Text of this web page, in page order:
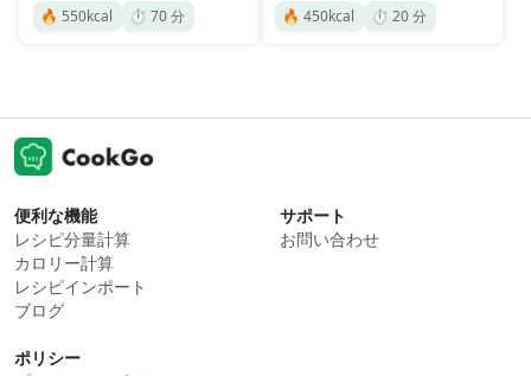
🔥 550kcal ⏱️ 70分 🔥 450kcal ⏱️ 20分
便利な機能
レシピ分量計算
カロリー計算
レシピインポート
ブログ
サポート
お問い合わせ
ポリシー